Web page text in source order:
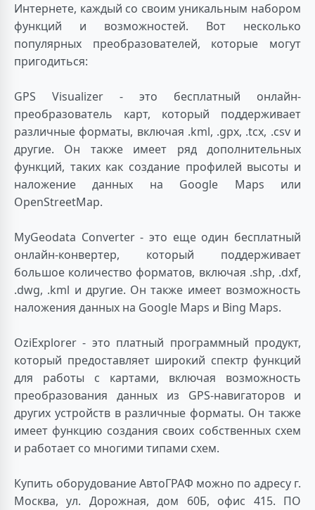
Интернете, каждый со своим уникальным набором
функций и возможностей. Вот несколько
популярных преобразователей, которые могут
пригодиться:
GPS Visualizer - это бесплатный онлайн-
преобразователь карт, который поддерживает
различные форматы, включая .kml, .gpx, .tcx, .csv и
другие. Он также имеет ряд дополнительных
функций, таких как создание профилей высоты и
наложение данных на Google Maps или
OpenStreetMap.
MyGeodata Converter - это еще один бесплатный
онлайн-конвертер, который поддерживает
большое количество форматов, включая .shp, .dxf,
.dwg, .kml и другие. Он также имеет возможность
наложения данных на Google Maps и Bing Maps.
OziExplorer - это платный программный продукт,
который предоставляет широкий спектр функций
для работы с картами, включая возможность
преобразования данных из GPS-навигаторов и
других устройств в различные форматы. Он также
имеет функцию создания своих собственных схем
и работает со многими типами схем.
Купить оборудование АвтоГРАФ можно по адресу г.
Москва, ул. Дорожная, дом 60Б, офис 415. ПО